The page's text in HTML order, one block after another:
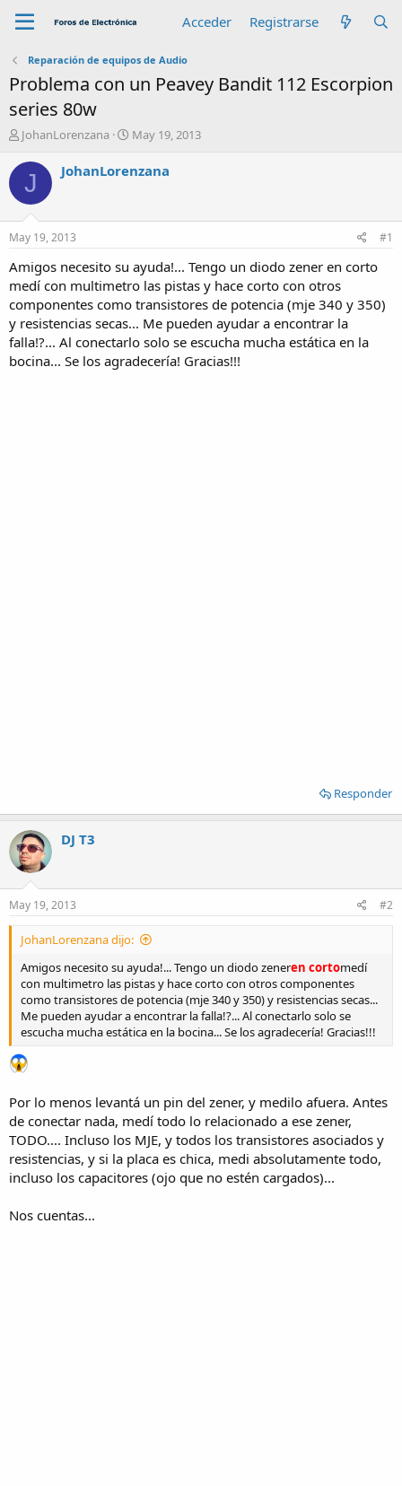
Acceder Registrarse
Reparación de equipos de Audio
Problema con un Peavey Bandit 112 Escorpion
series 80w
A
t
r
JohanLorenzana
F
c
n
c
i
o
May 19, 2013
J JohanLorenzana
May 19, 2013 #1
Amigos necesito su ayuda!... Tengo un diodo zener en corto
medí con multimetro las pistas y hace corto con otros
componentes como transistores de potencia (mje 340 y 350)
y resistencias secas... Me pueden ayudar a encontrar la
falla!?... Al conectarlo solo se escucha mucha estática en la
bocina... Se los agradecería! Gracias!!!
Responder
DJ T3
May 19, 2013 #2
JohanLorenzana dijo:
Amigos necesito su ayuda!... Tengo un diodo zeneren cortomedí
con multimetro las pistas y hace corto con otros componentes
como transistores de potencia (mje 340 y 350) y resistencias secas...
Me pueden ayudar a encontrar la falla!?... Al conectarlo solo se
escucha mucha estática en la bocina... Se los agradecería! Gracias!!!
Por lo menos levantá un pin del zener, y medilo afuera. Antes
de conectar nada, medí todo lo relacionado a ese zener,
TODO.... Incluso los MJE, y todos los transistores asociados y
resistencias, y si la placa es chica, medi absolutamente todo,
incluso los capacitores (ojo que no estén cargados)...
Nos cuentas...